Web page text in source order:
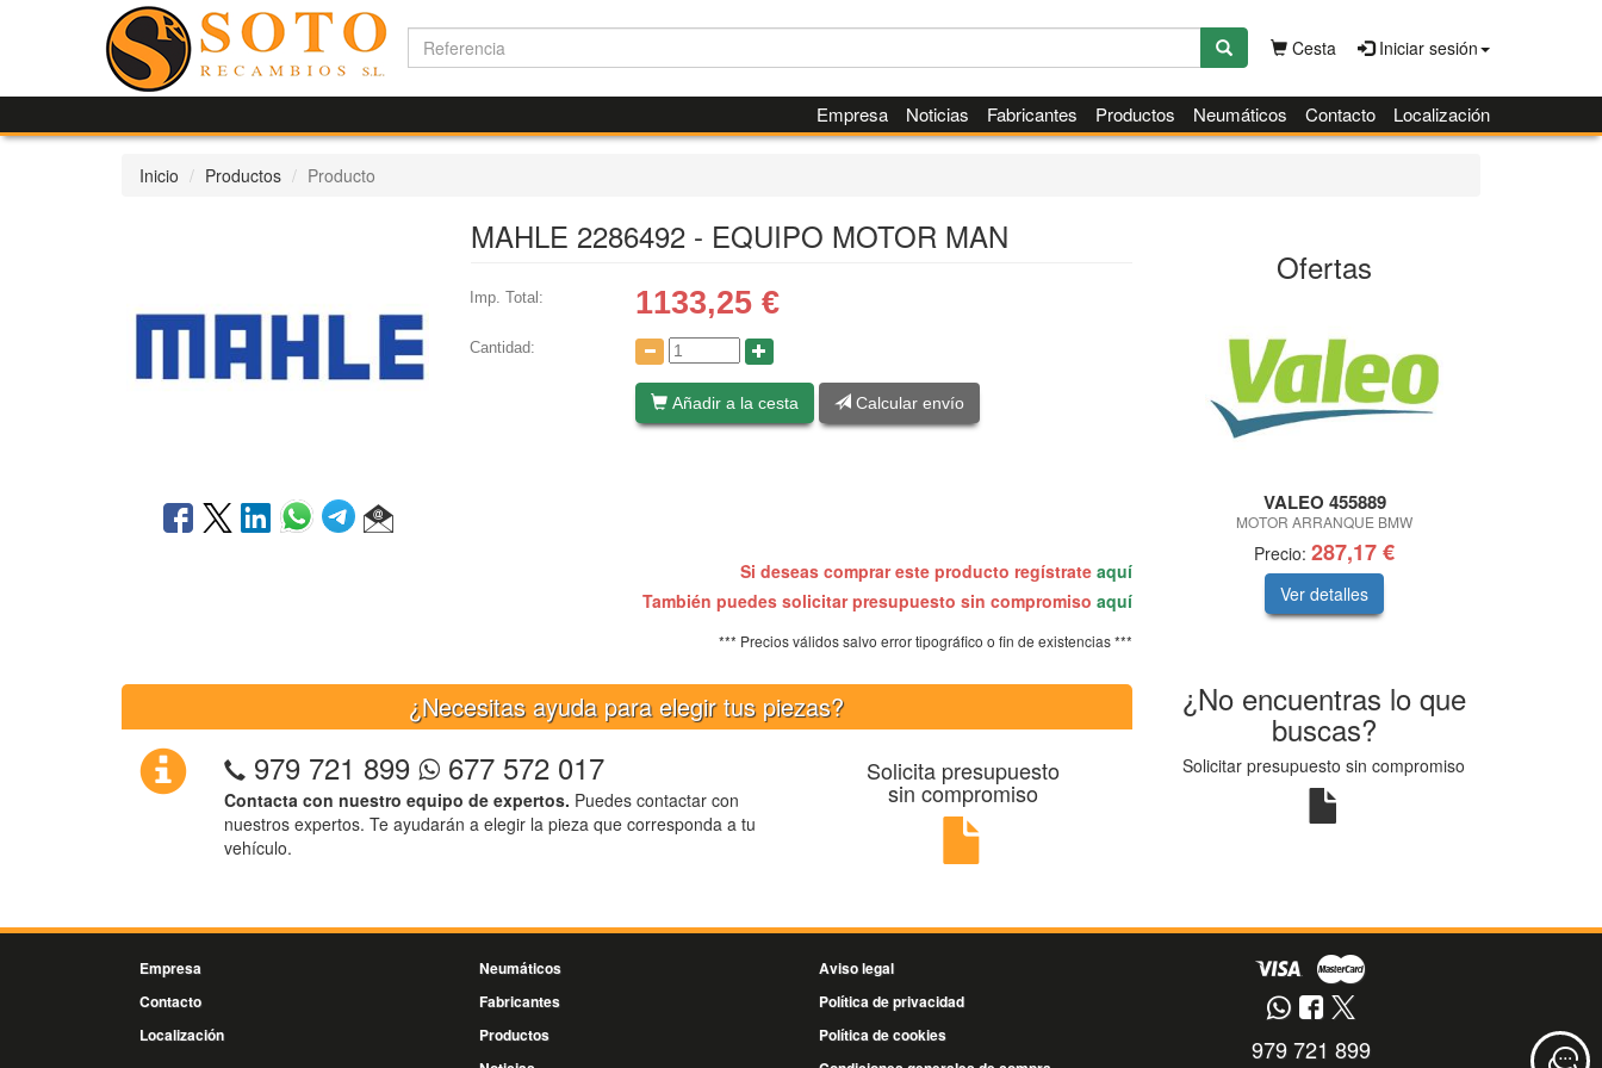
Cesta Iniciar sesión
Empresa Noticias Fabricantes Productos Neumáticos Contacto Localización
Inicio Productos Producto
MAHLE 2286492 - EQUIPO MOTOR MAN
Imp. Total: 1133,25 €
Cantidad:
Añadir a la cesta Calcular envío
Si deseas comprar este producto regístrate aquí
También puedes solicitar presupuesto sin compromiso aquí
*** Precios válidos salvo error tipográfico o fin de existencias ***
¿Necesitas ayuda para elegir tus piezas?
979 721 899 677 572 017
Contacta con nuestro equipo de expertos. Puedes contactar con
nuestros expertos. Te ayudarán a elegir la pieza que corresponda a tu
vehículo.
Solicita presupuesto
sin compromiso
Ofertas
VALEO 455889
MOTOR ARRANQUE BMW
Precio: 287,17 €
Ver detalles
¿No encuentras lo que
buscas?
Solicitar presupuesto sin compromiso
Empresa
Contacto
Localización
Neumáticos
Fabricantes
Productos
Aviso legal
Política de privacidad
Política de cookies
979 721 899